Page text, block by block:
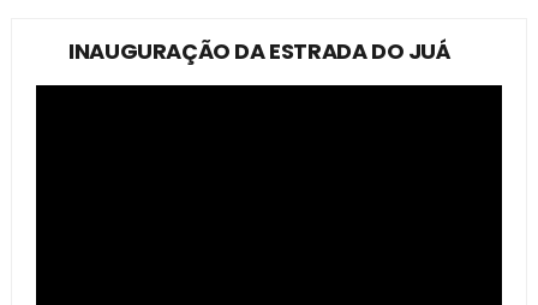
INAUGURAÇÃO DA ESTRADA DO JUÁ